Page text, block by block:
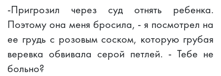
-Пригрозил через суд отнять ребенка.
Поэтому она меня бросила, - я посмотрел на
ее грудь с розовым соском, которую грубая
веревка обвивала серой петлей. - Тебе не
больно?